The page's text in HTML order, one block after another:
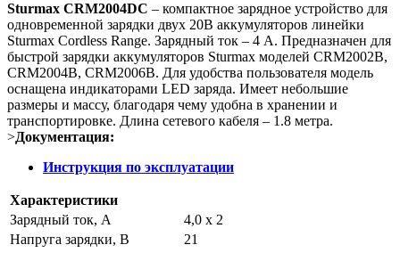
Sturmax CRM2004DC – компактное зарядное устройство для
одновременной зарядки двух 20В аккумуляторов линейки
Sturmax Cordless Range. Зарядный ток – 4 А. Предназначен для
быстрой зарядки аккумуляторов Sturmax моделей CRM2002B,
CRM2004B, CRM2006B. Для удобства пользователя модель
оснащена индикаторами LED заряда. Имеет небольшие
размеры и массу, благодаря чему удобна в хранении и
транспортировке. Длина сетевого кабеля – 1.8 метра.
>Документация:
Инструкция по эксплуатации
Характеристики
Зарядный ток, А
4,0 x 2
Напруга зарядки, В
21